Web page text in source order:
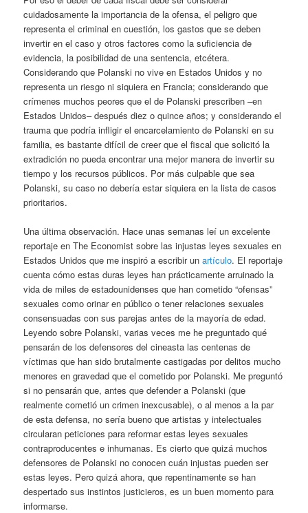
cuidadosamente la importancia de la ofensa, el peligro que
representa el criminal en cuestión, los gastos que se deben
invertir en el caso y otros factores como la suficiencia de
evidencia, la posibilidad de una sentencia, etcétera.
Considerando que Polanski no vive en Estados Unidos y no
representa un riesgo ni siquiera en Francia; considerando que
crímenes muchos peores que el de Polanski prescriben –en
Estados Unidos– después diez o quince años; y considerando el
trauma que podría infligir el encarcelamiento de Polanski en su
familia, es bastante difícil de creer que el fiscal que solicitó la
extradición no pueda encontrar una mejor manera de invertir su
tiempo y los recursos públicos. Por más culpable que sea
Polanski, su caso no debería estar siquiera en la lista de casos
prioritarios.
Una última observación. Hace unas semanas leí un excelente
reportaje en The Economist sobre las injustas leyes sexuales en
Estados Unidos que me inspiró a escribir unartículo. El reportaje
cuenta cómo estas duras leyes han prácticamente arruinado la
vida de miles de estadounidenses que han cometido “ofensas”
sexuales como orinar en público o tener relaciones sexuales
consensuadas con sus parejas antes de la mayoría de edad.
Leyendo sobre Polanski, varias veces me he preguntado qué
pensarán de los defensores del cineasta las centenas de
víctimas que han sido brutalmente castigadas por delitos mucho
menores en gravedad que el cometido por Polanski. Me preguntó
si no pensarán que, antes que defender a Polanski (que
realmente cometió un crimen inexcusable), o al menos a la par
de esta defensa, no sería bueno que artistas y intelectuales
circularan peticiones para reformar estas leyes sexuales
contraproducentes e inhumanas. Es cierto que quizá muchos
defensores de Polanski no conocen cuán injustas pueden ser
estas leyes. Pero quizá ahora, que repentinamente se han
despertado sus instintos justicieros, es un buen momento para
informarse.